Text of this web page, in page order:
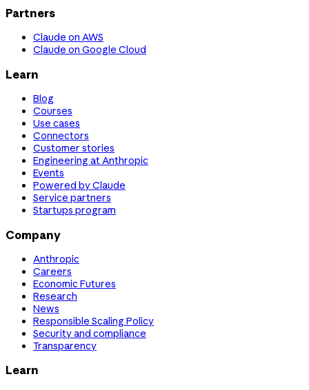
Partners
Claude on AWS
Claude on Google Cloud
Learn
Blog
Courses
Use cases
Connectors
Customer stories
Engineering at Anthropic
Events
Powered by Claude
Service partners
Startups program
Company
Anthropic
Careers
Economic Futures
Research
News
Responsible Scaling Policy
Security and compliance
Transparency
Learn